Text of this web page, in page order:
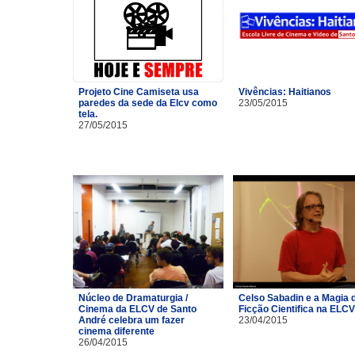
Projeto Cine Camiseta usa
paredes da sede da Elcv como
tela.
27/05/2015
Vivências: Haitianos
23/05/2015
Núcleo de Dramaturgia /
Cinema da ELCV de Santo
André celebra um fazer
cinema diferente
26/04/2015
Celso Sabadin e a Magia
Ficção Cientifica na ELCV
23/04/2015